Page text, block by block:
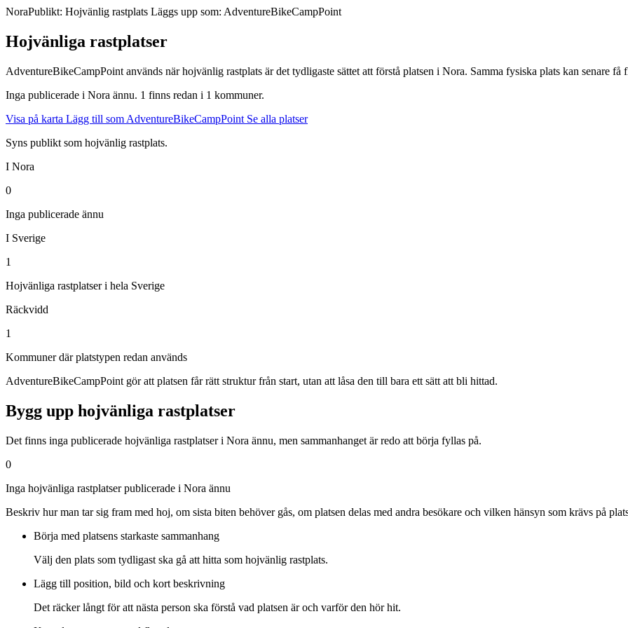
NoraPublikt: Hojvänlig rastplats Läggs upp som: AdventureBikeCampPoint
Hojvänliga rastplatser
AdventureBikeCampPoint används när hojvänlig rastplats är det tydligaste sättet att förstå platsen i Nora. Samma fysiska plats kan senare
Inga publicerade i Nora ännu. 1 finns redan i 1 kommuner.
Visa på karta Lägg till som AdventureBikeCampPoint Se alla platser
Syns publikt som hojvänlig rastplats.
I Nora
0
Inga publicerade ännu
I Sverige
1
Hojvänliga rastplatser i hela Sverige
Räckvidd
1
Kommuner där platstypen redan används
AdventureBikeCampPoint gör att platsen får rätt struktur från start, utan att låsa den till bara ett sätt att bli hittad.
Bygg upp hojvänliga rastplatser
Det finns inga publicerade hojvänliga rastplatser i Nora ännu, men sammanhanget är redo att börja fyllas på.
0
Inga hojvänliga rastplatser publicerade i Nora ännu
Beskriv hur man tar sig fram med hoj, om sista biten behöver gås, om platsen delas med andra besökare och vilken hänsyn som krävs på
Börja med platsens starkaste sammanhang
Välj den plats som tydligast ska gå att hitta som hojvänlig rastplats.
Lägg till position, bild och kort beskrivning
Det räcker långt för att nästa person ska förstå vad platsen är och varför den hör hit.